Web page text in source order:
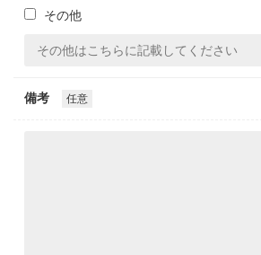
その他
備考 任意